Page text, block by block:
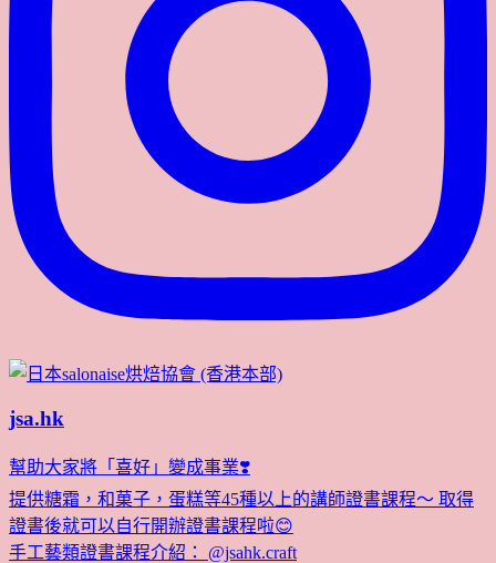
jsa.hk
幫助大家將「喜好」變成事業❣️
提供糖霜，和菓子，蛋糕等45種以上的講師證書課程～ 取得
證書後就可以自行開辦證書課程啦😊
手工藝類證書課程介紹： @jsahk.craft